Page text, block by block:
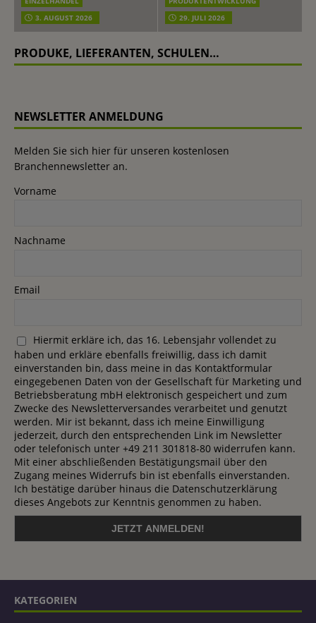
3. AUGUST 2026
29. JULI 2026
PRODUKE, LIEFERANTEN, SCHULEN…
NEWSLETTER ANMELDUNG
Melden Sie sich hier für unseren kostenlosen
Branchennewsletter an.
Vorname
Nachname
Email
Hiermit erkläre ich, das 16. Lebensjahr vollendet zu
haben und erkläre ebenfalls freiwillig, dass ich damit
einverstanden bin, dass meine in das Kontaktformular
eingegebenen Daten von der Gesellschaft für Marketing und
Betriebsberatung mbH elektronisch gespeichert und zum
Zwecke des Newsletterversandes verarbeitet und genutzt
werden. Mir ist bekannt, dass ich meine Einwilligung
jederzeit, durch den entsprechenden Link im Newsletter
oder telefonisch unter +49 211 301818-80 widerrufen kann.
Mit einer abschließenden Bestätigungsmail über den
Zugang meines Widerrufs bin ist ebenfalls einverstanden.
Ich bestätige darüber hinaus die Datenschutzerklärung
dieses Angebots zur Kenntnis genommen zu haben.
KATEGORIEN